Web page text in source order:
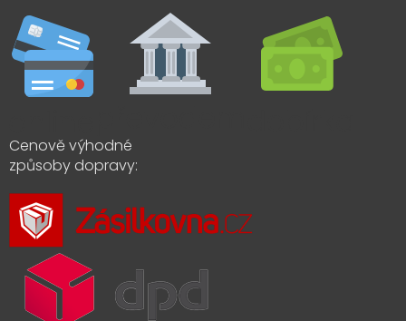
Cenově výhodné
způsoby dopravy: